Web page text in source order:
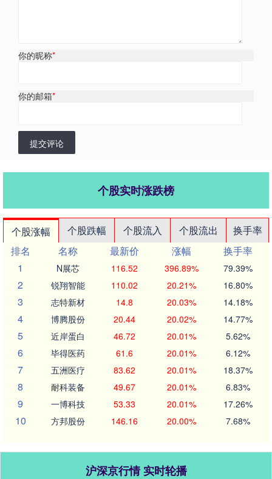
你的昵称*
你的邮箱*
提交评论
个股实时涨跌榜
个股涨幅 个股跌幅 个股流入 个股流出
换手率
排名
名称 最新价 涨幅
换手率
1
N展芯 116.52 396.89% 79.39%
2 锐翔智能 110.02 20.21% 16.80%
3 志特新材 14.8 20.03% 14.18%
4 博腾股份 20.44 20.02% 14.77%
5 近岸蛋白 46.72 20.01% 5.62%
6 毕得医药 61.6 20.01% 6.12%
7 五洲医疗 83.62 20.01% 18.37%
8 耐科装备 49.67 20.01% 6.83%
9 一博科技 53.33 20.01% 17.26%
10 方邦股份 146.16 20.00% 7.68%
沪深京行情 实时轮播